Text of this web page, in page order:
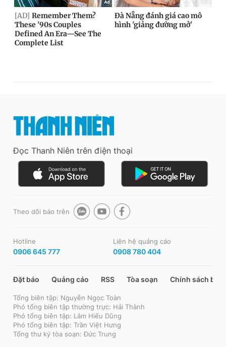
Đọc Thanh Niên trên điện thoại
Theo dõi báo trên
Hotline
0906 645 777
Liên hệ quảng cáo
0908 780 404
Đặt báo Quảng cáo RSS Tòa soạn Chính sách bảo
Tổng biên tập: Nguyễn Ngọc Toàn
Phó tổng biên tập thường trực: Hải Thành
Phó tổng biên tập: Lâm Hiếu Dũng
Phó tổng biên tập: Trần Việt Hưng
Tổng thư ký tòa soạn: Đức Trung